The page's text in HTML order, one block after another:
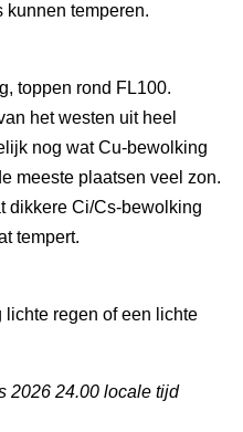
kunnen temperen.
toppen rond FL100.
het westen uit heel
nog wat Cu-bewolking
meeste plaatsen veel zon.
dikkere Ci/Cs-bewolking
tempert.
regen of een lichte
2026 24.00 locale tijd